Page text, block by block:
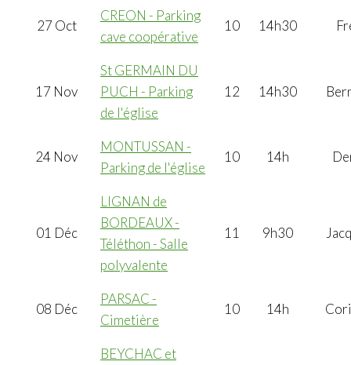
27 Oct
CREON - Parking
cave coopérative
10 14h30
17 Nov
St GERMAIN DU
PUCH - Parking
de l'église
12 14h30
24 Nov
MONTUSSAN -
Parking de l'église
10 14h
01 Déc
LIGNAN de
BORDEAUX -
Téléthon - Salle
polyvalente
11 9h30
08 Déc
PARSAC -
Cimetière
10 14h
BEYCHAC et